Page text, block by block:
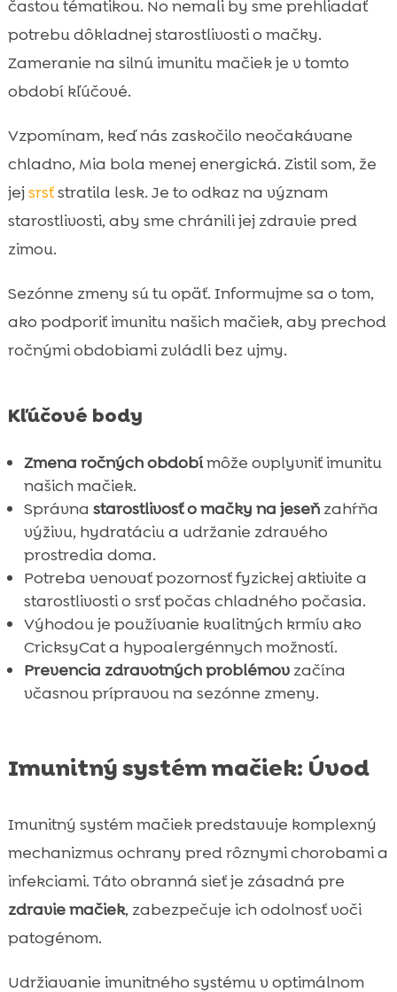
Význam správnej stravy
Význam hydratácie
Udržiavanie zdravého prostredia doma
 Vyššia starostlivosť o srsť mačky
 Imunita mačky na jeseň
 Kvalitné krmivá značky CricksyCat
 Výhody hypoalergénnych krmív pre
mačky
 Prevencia zdravotných problémov
spojených so zmenou sezóny
 Signalizačné znaky oslabeného imunitného
 Záver
častou tématikou. No nemali by sme prehliadať
potrebu dôkladnej starostlivosti o mačky.
Zameranie na silnú imunitu mačiek je v tomto
období kľúčové.
Vzpomínam, keď nás zaskočilo neočakávane
chladno, Mia bola menej energická. Zistil som, že
jejsrsťstratila lesk. Je to odkaz na význam
starostlivosti, aby sme chránili jej zdravie pred
zimou.
Sezónne zmeny sú tu opäť. Informujme sa o tom,
ako podporiť imunitu našich mačiek, aby prechod
ročnými obdobiami zvládli bez ujmy.
Kľúčové body
Zmena ročných obdobímôže ovplyvniť imunitu
našich mačiek.
Správna starostlivosť o mačky na jeseňzahŕňa
výživu, hydratáciu a udržanie zdravého
prostredia doma.
Potreba venovať pozornosť fyzickej aktivite a
starostlivosti o srsť počas chladného počasia.
Výhodou je používanie kvalitných krmív ako
CricksyCat a hypoalergénnych možností.
Prevencia zdravotných problémovzačína
včasnou prípravou na sezónne zmeny.
Imunitný systém mačiek: Úvod
Imunitný systém mačiek predstavuje komplexný
mechanizmus ochrany pred rôznymi chorobami a
infekciami. Táto obranná sieť je zásadná pre
zdravie mačiek, zabezpečuje ich odolnosť voči
patogénom.
Udržiavanie imunitného systému v optimálnom